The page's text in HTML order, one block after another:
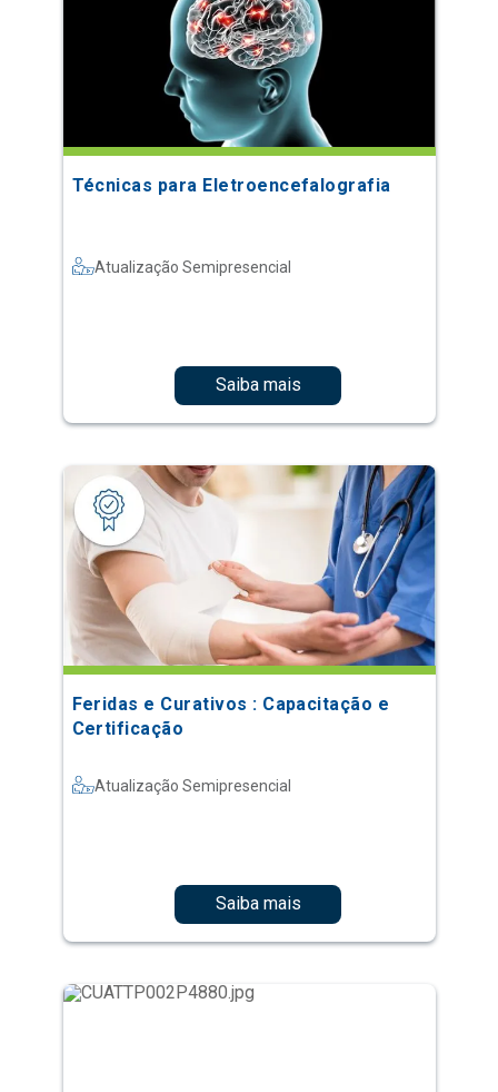
Técnicas para Eletroencefalografia
Atualização Semipresencial
Saiba mais
Feridas e Curativos : Capacitação e
Certificação
Atualização Semipresencial
Saiba mais